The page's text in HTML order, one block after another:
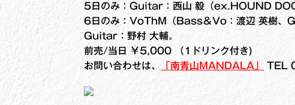
5日のみ：Guitar：西山 毅（ex.HOUND DOG
6日のみ：VoThM（Bass＆Vo：渡辺 英樹、
Guitar：野村 大輔。
前売/当日 ￥5,000 （1ドリンク付き)
お問い合わせは、
「南青山MANDALA」 TEL